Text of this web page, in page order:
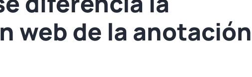
web de la anotación